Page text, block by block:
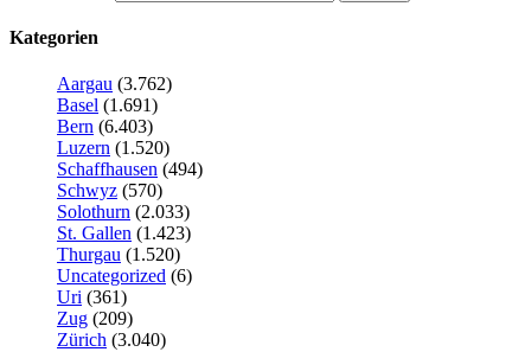
Kategorien
Aargau (3.762)
Basel (1.691)
Bern (6.403)
Luzern (1.520)
Schaffhausen (494)
Schwyz (570)
Solothurn (2.033)
St. Gallen (1.423)
Thurgau (1.520)
Uncategorized (6)
Uri (361)
Zug (209)
Zürich (3.040)